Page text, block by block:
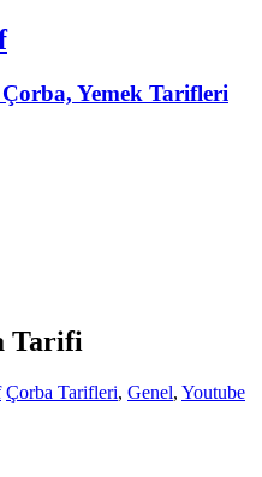
Yemek Tarifleri
Tarifi
Çorba Tarifleri, Genel, Youtube